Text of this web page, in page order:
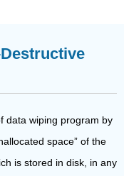
data wiping program by
space” of the
is stored in disk, in any